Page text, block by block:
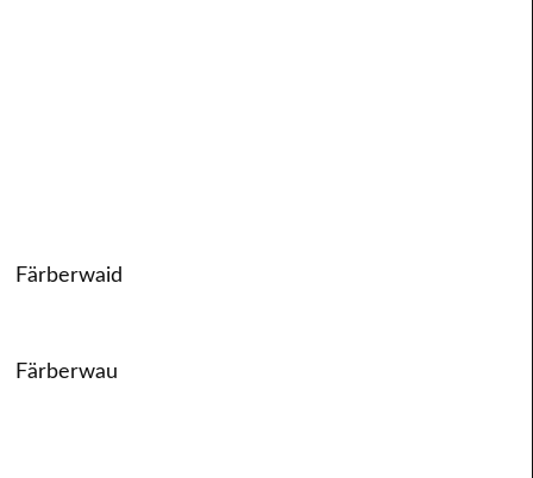
Färberwaid
Färberwau